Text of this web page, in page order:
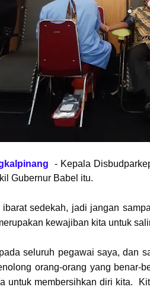
- Kepala
Gubernur Babel itu.
sedekah, jadi jangan
kewajiban kita untuk
seluruh pegawai saya, dan
orang-orang yang benar-
untuk membersihkan diri kita.